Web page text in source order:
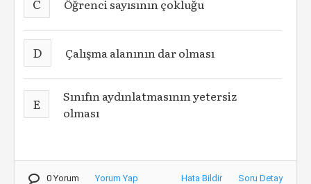
C Öğrenci sayısının çokluğu
D Çalışma alanının dar olması
E
Sınıfın aydınlatmasının yetersiz
olması
0 Yorum Yorum Yap Hata Bildir Soru Detay